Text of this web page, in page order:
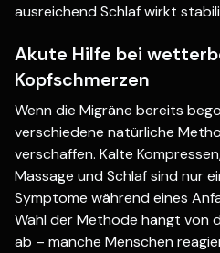
ausreichend Schlaf wirkt
Akute Hilfe bei
Kopfschmerzen
Wenn die Migräne bereits
verschiedene natürliche
verschaffen. Kalte
Massage und Schlaf sind nur
Symptome während eines
Wahl der Methode hängt von
ab – manche Menschen